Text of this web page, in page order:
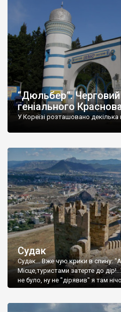
“Дюльбер”. Черговий
геніального
У Кореїзі розташовано
Судак
Судак... Вже чую крики в спину:
Місце,туристами затерте до
не було, ну не "дірявив" я там